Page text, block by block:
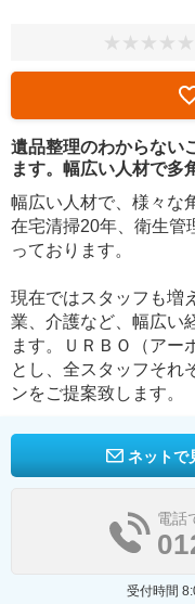
遺品整理のわからない
ます。幅広い人材で多
幅広い人材で、様々な
在宅清掃20年、衛生管
っております。
現在ではスタッフも増
業、介護など、幅広い
ます。ＵＲＢＯ（アー
とし、全スタッフそれ
ンをご提案致します。
ネットで
電話
受付時間